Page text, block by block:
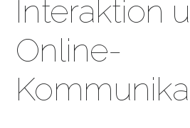
Interaktion
Online-